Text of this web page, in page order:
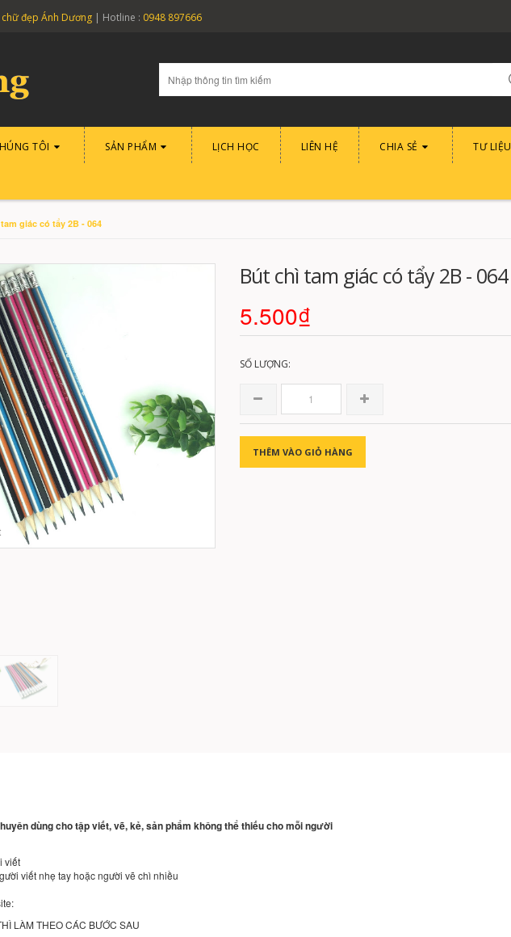
đẹp Ánh Dương | Hotline : 0948 897666
TÔI SẢN PHẨM LỊCH HỌC LIÊN HỆ CHIA SẺ TƯ LIỆU
giác có tẩy 2B - 064
Bút chì tam giác có tẩy 2B - 064
5.500₫
SỐ LƯỢNG:
THÊM VÀO GIỎ HÀNG
dùng cho tập viết, vẽ, kẻ, sản phẩm không thể thiếu cho mỗi người
viết
viết nhẹ tay hoặc người vẽ chì nhiều
LÀM THEO CÁC BƯỚC SAU